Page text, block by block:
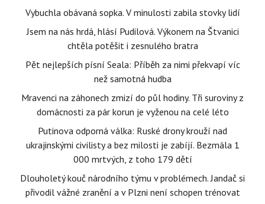
Vybuchla obávaná sopka. V minulosti zabila stovky lidí
Jsem na nás hrdá, hlásí Pudilová. Výkonem na Štvanici
chtěla potěšit i zesnulého bratra
Pět nejlepších písní Seala: Příběh za nimi překvapí víc
než samotná hudba
Mravenci na záhonech zmizí do půl hodiny. Tři suroviny z
domácnosti za pár korun je vyženou na celé léto
Putinova odporná válka: Ruské drony krouží nad
ukrajinskými civilisty a bez milosti je zabíjí. Bezmála 1
000 mrtvých, z toho 179 dětí
Dlouholetý kouč národního týmu v problémech. Jandač si
přivodil vážné zranění a v Plzni není schopen trénovat